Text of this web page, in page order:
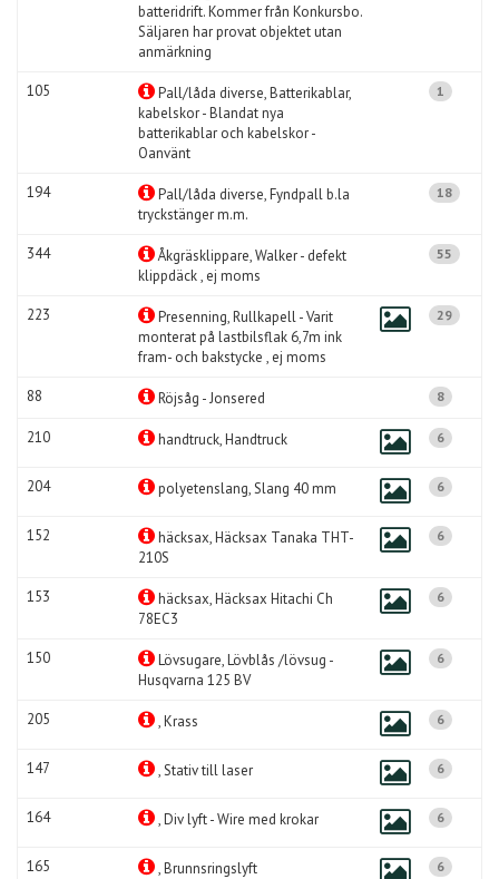
batteridrift. Kommer från Konkursbo.
Säljaren har provat objektet utan
anmärkning
105
Pall/låda diverse, Batterikablar,
kabelskor - Blandat nya
batterikablar och kabelskor -
Oanvänt
1
194
Pall/låda diverse, Fyndpall b.la
tryckstänger m.m.
18
344
Åkgräsklippare, Walker - defekt
klippdäck , ej moms
55
223
Presenning, Rullkapell - Varit
monterat på lastbilsflak 6,7m ink
fram- och bakstycke , ej moms
29
88 Röjsåg - Jonsered 8
210 handtruck, Handtruck 6
204 polyetenslang, Slang 40 mm 6
152
häcksax, Häcksax Tanaka THT-
210S
6
153
häcksax, Häcksax Hitachi Ch
78EC3
6
150
Lövsugare, Lövblås /lövsug -
Husqvarna 125 BV
6
205 , Krass 6
147 , Stativ till laser 6
164 , Div lyft - Wire med krokar 6
165 , Brunnsringslyft 6